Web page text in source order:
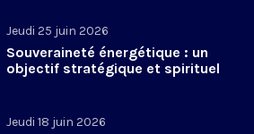
Jeudi 25 juin 2026
Souveraineté énergétique : un
objectif stratégique et spirituel
Jeudi 18 juin 2026